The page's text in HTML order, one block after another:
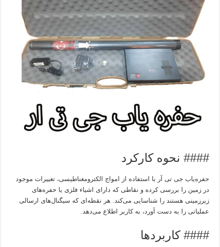
#### نحوه کارکرد
حفره‌یاب جی تی آر با استفاده از امواج الکترومغناطیسی، تغییرات موجود
در زمین را بررسی کرده و نقاطی که دارای اشیاء فلزی یا حفره‌های
زیرزمینی هستند را شناسایی می‌کند. هر نقطه‌ای که سیگنال‌های ارسالی
عملیاتی را به دست آورد، به کاربر اطلاع می‌دهد.
#### کاربردها